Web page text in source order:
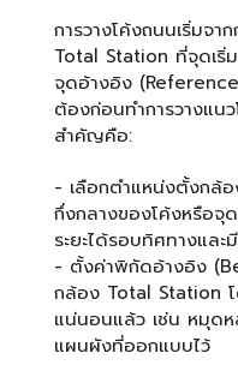
การวางโค้งถนนเริ่มจ
Total Station ที่จุดเริ่
จุดอ้างอิง
ต้องก่อนทำการวางแ
สำคัญคือ:
- เลือกตำแหน่งตั้งกล้อ
กึ่งกลางของโค้งหรือจุ
ระยะได้รอบทิศทางและ
- ตั้งค่าพิกัดอ้างอิง
กล้อง Total Station
แน่นอนแล้ว เช่น หมุดห
แผนผังที่ออกแบบไว้